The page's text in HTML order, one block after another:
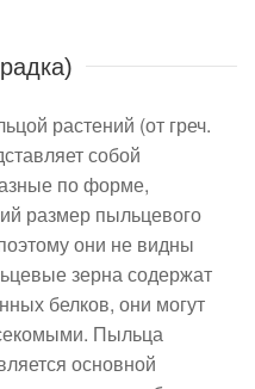
растений (от греч.
собой
по форме,
размер пыльцевого
они не видны
зерна содержат
белков, они могут
Пыльца
основной